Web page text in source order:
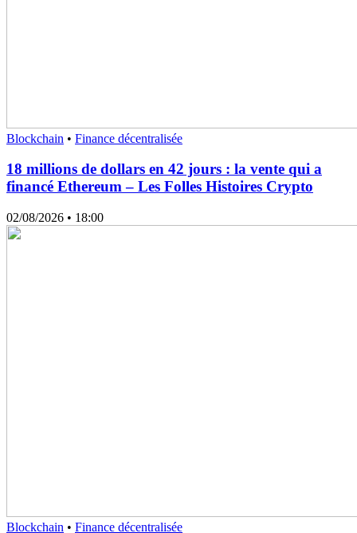
Blockchain • Finance décentralisée
18 millions de dollars en 42 jours : la vente qui a
financé Ethereum – Les Folles Histoires Crypto
02/08/2026 • 18:00
Blockchain • Finance décentralisée